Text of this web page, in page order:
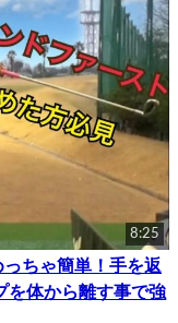
8:25
ちゃ簡単！手を返
を体から離す事で強